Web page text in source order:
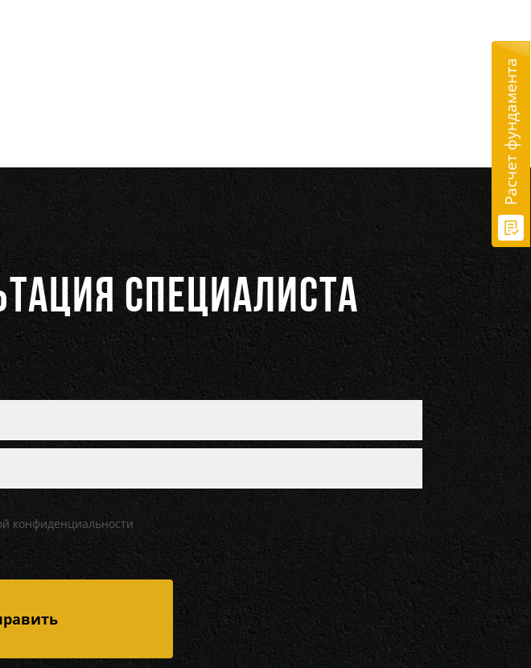
СПЕЦИАЛИСТА
конфиденциальности
Расчет фундамента